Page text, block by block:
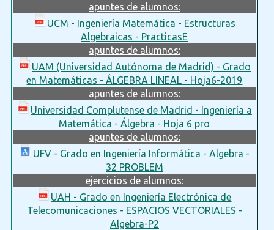
apuntes de alumnos:
UCM - Ingeniería Matemática - Estructuras
Algebraicas - PracticasE
apuntes de alumnos:
UAM (Universidad Autónoma de Madrid) - Grado
en Matemáticas - ÁLGEBRA LINEAL - Hoja6-2019
apuntes de alumnos:
Universidad Complutense de Madrid - Ingeniería a
Matemática - Álgebra - Hoja 6 pro
apuntes de alumnos:
UFV - Grado en Ingeniería Informática - Algebra -
32 PROBLEM
ejercicios de alumnos:
UAH - Grado en Ingeniería Electrónica de
Telecomunicaciones - ESPACIOS VECTORIALES -
Algebra-P2